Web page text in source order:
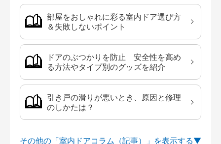
部屋をおしゃれに彩る室内ドア選び方
＆失敗しないポイント
ドアのぶつかりを防止 安全性を高め
る方法やタイプ別のグッズを紹介
引き戸の滑りが悪いとき、原因と修理
のしかたは？
その他の「室内ドアコラム（記事）」を